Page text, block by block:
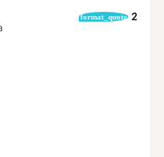
format_quote 2